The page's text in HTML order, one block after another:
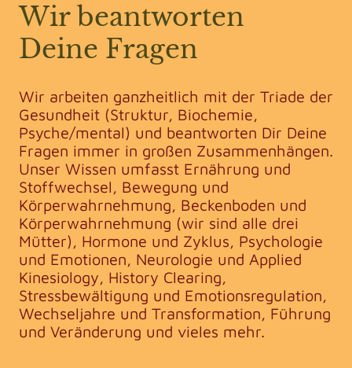
Wir beantworten
Deine Fragen
Wir arbeiten ganzheitlich mit der Triade der
Gesundheit (Struktur, Biochemie,
Psyche/mental) und beantworten Dir Deine
Fragen immer in großen Zusammenhängen.
Unser Wissen umfasst Ernährung und
Stoffwechsel, Bewegung und
Körperwahrnehmung, Beckenboden und
Körperwahrnehmung (wir sind alle drei
Mütter), Hormone und Zyklus, Psychologie
und Emotionen, Neurologie und Applied
Kinesiology, History Clearing,
Stressbewältigung und Emotionsregulation,
Wechseljahre und Transformation, Führung
und Veränderung und vieles mehr.